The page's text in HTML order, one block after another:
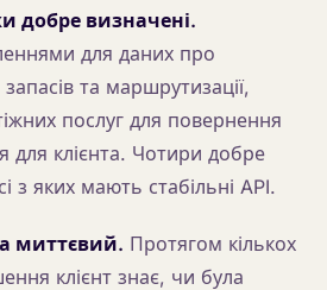
добре визначені.
для даних про
та маршрутизації,
послуг для повернення
для клієнта. Чотири добре
з яких мають стабільні API.
миттєвий. Протягом кількох
клієнт знає, чи була